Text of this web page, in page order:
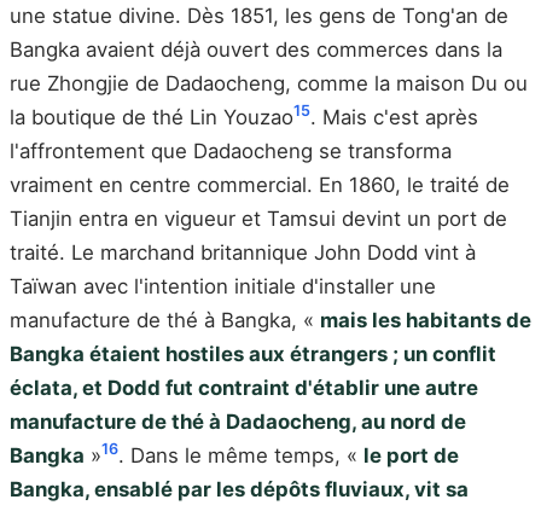
une statue divine. Dès 1851, les gens de Tong'an de
Bangka avaient déjà ouvert des commerces dans la
rue Zhongjie de Dadaocheng, comme la maison Du ou
la boutique de thé Lin Youzao15. Mais c'est après
l'affrontement que Dadaocheng se transforma
vraiment en centre commercial. En 1860, le traité de
Tianjin entra en vigueur et Tamsui devint un port de
traité. Le marchand britannique John Dodd vint à
Taïwan avec l'intention initiale d'installer une
manufacture de thé à Bangka, « mais les habitants de
Bangka étaient hostiles aux étrangers ; un conflit
éclata, et Dodd fut contraint d'établir une autre
manufacture de thé à Dadaocheng, au nord de
Bangka »16. Dans le même temps, « le port de
Bangka, ensablé par les dépôts fluviaux, vit sa